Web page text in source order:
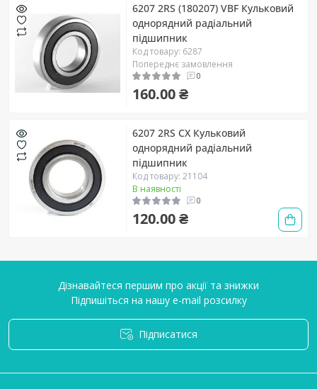
6207 2RS (180207) VBF Кульковий
однорядний радіальний
підшипник
Код товару: 6287
Попереднє замовлення
0
160.00 ₴
6207 2RS CX Кульковий
однорядний радіальний
підшипник
Код товару: 21104
В наявності
0
120.00 ₴
Дізнавайтеся першим про акції та знижки
Підпишіться на нашу e-mail розсилку
Підписатися